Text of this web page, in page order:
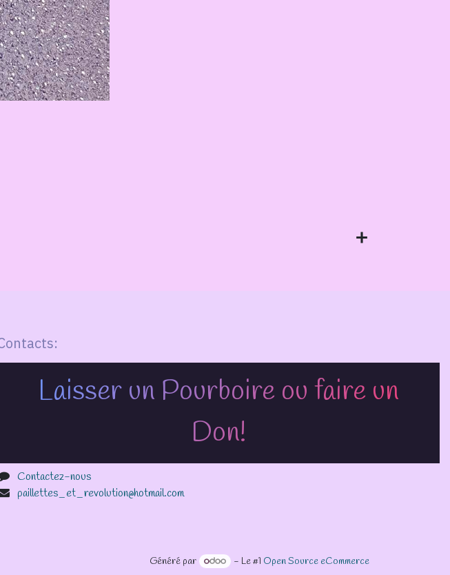
Laisser un Pourboire ou faire un
Don!
Contactez-nous
paillettes_et_revolution@hotmail.com
Généré par - Le #1 Open Source eCommerce